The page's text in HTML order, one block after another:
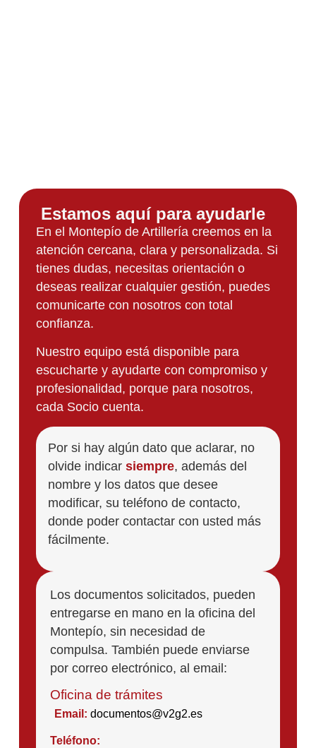
Estamos aquí para ayudarle
En el Montepío de Artillería creemos en la
atención cercana, clara y personalizada. Si
tienes dudas, necesitas orientación o
deseas realizar cualquier gestión, puedes
comunicarte con nosotros con total
confianza.
Nuestro equipo está disponible para
escucharte y ayudarte con compromiso y
profesionalidad, porque para nosotros,
cada Socio cuenta.
Por si hay algún dato que aclarar, no
olvide indicar siempre, además del
nombre y los datos que desee
modificar, su teléfono de contacto,
donde poder contactar con usted más
fácilmente.
Los documentos solicitados, pueden
entregarse en mano en la oficina del
Montepío, sin necesidad de
compulsa. También puede enviarse
por correo electrónico, al email:
Oficina de trámites
Email: documentos@v2g2.es
Teléfono: